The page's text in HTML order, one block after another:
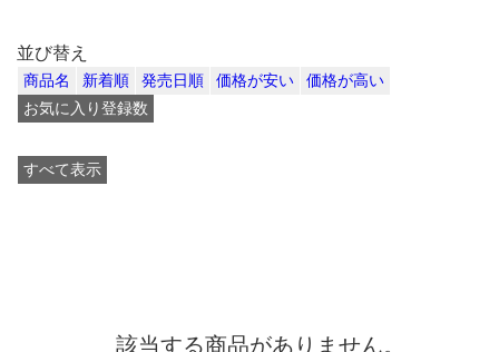
並び替え
商品名 新着順 発売日順 価格が安い
価格が高い
お気に入り登録数
すべて表示
該当する商品がありません。